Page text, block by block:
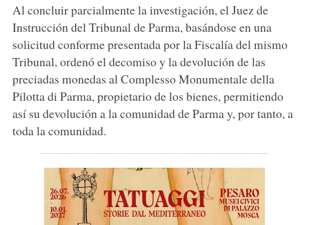
Al concluir parcialmente la investigación, el Juez de
Instrucción del Tribunal de Parma, basándose en una
solicitud conforme presentada por la Fiscalía del mismo
Tribunal, ordenó el decomiso y la devolución de las
preciadas monedas al Complesso Monumentale della
Pilotta di Parma, propietario de los bienes, permitiendo
así su devolución a la comunidad de Parma y, por tanto, a
toda la comunidad.